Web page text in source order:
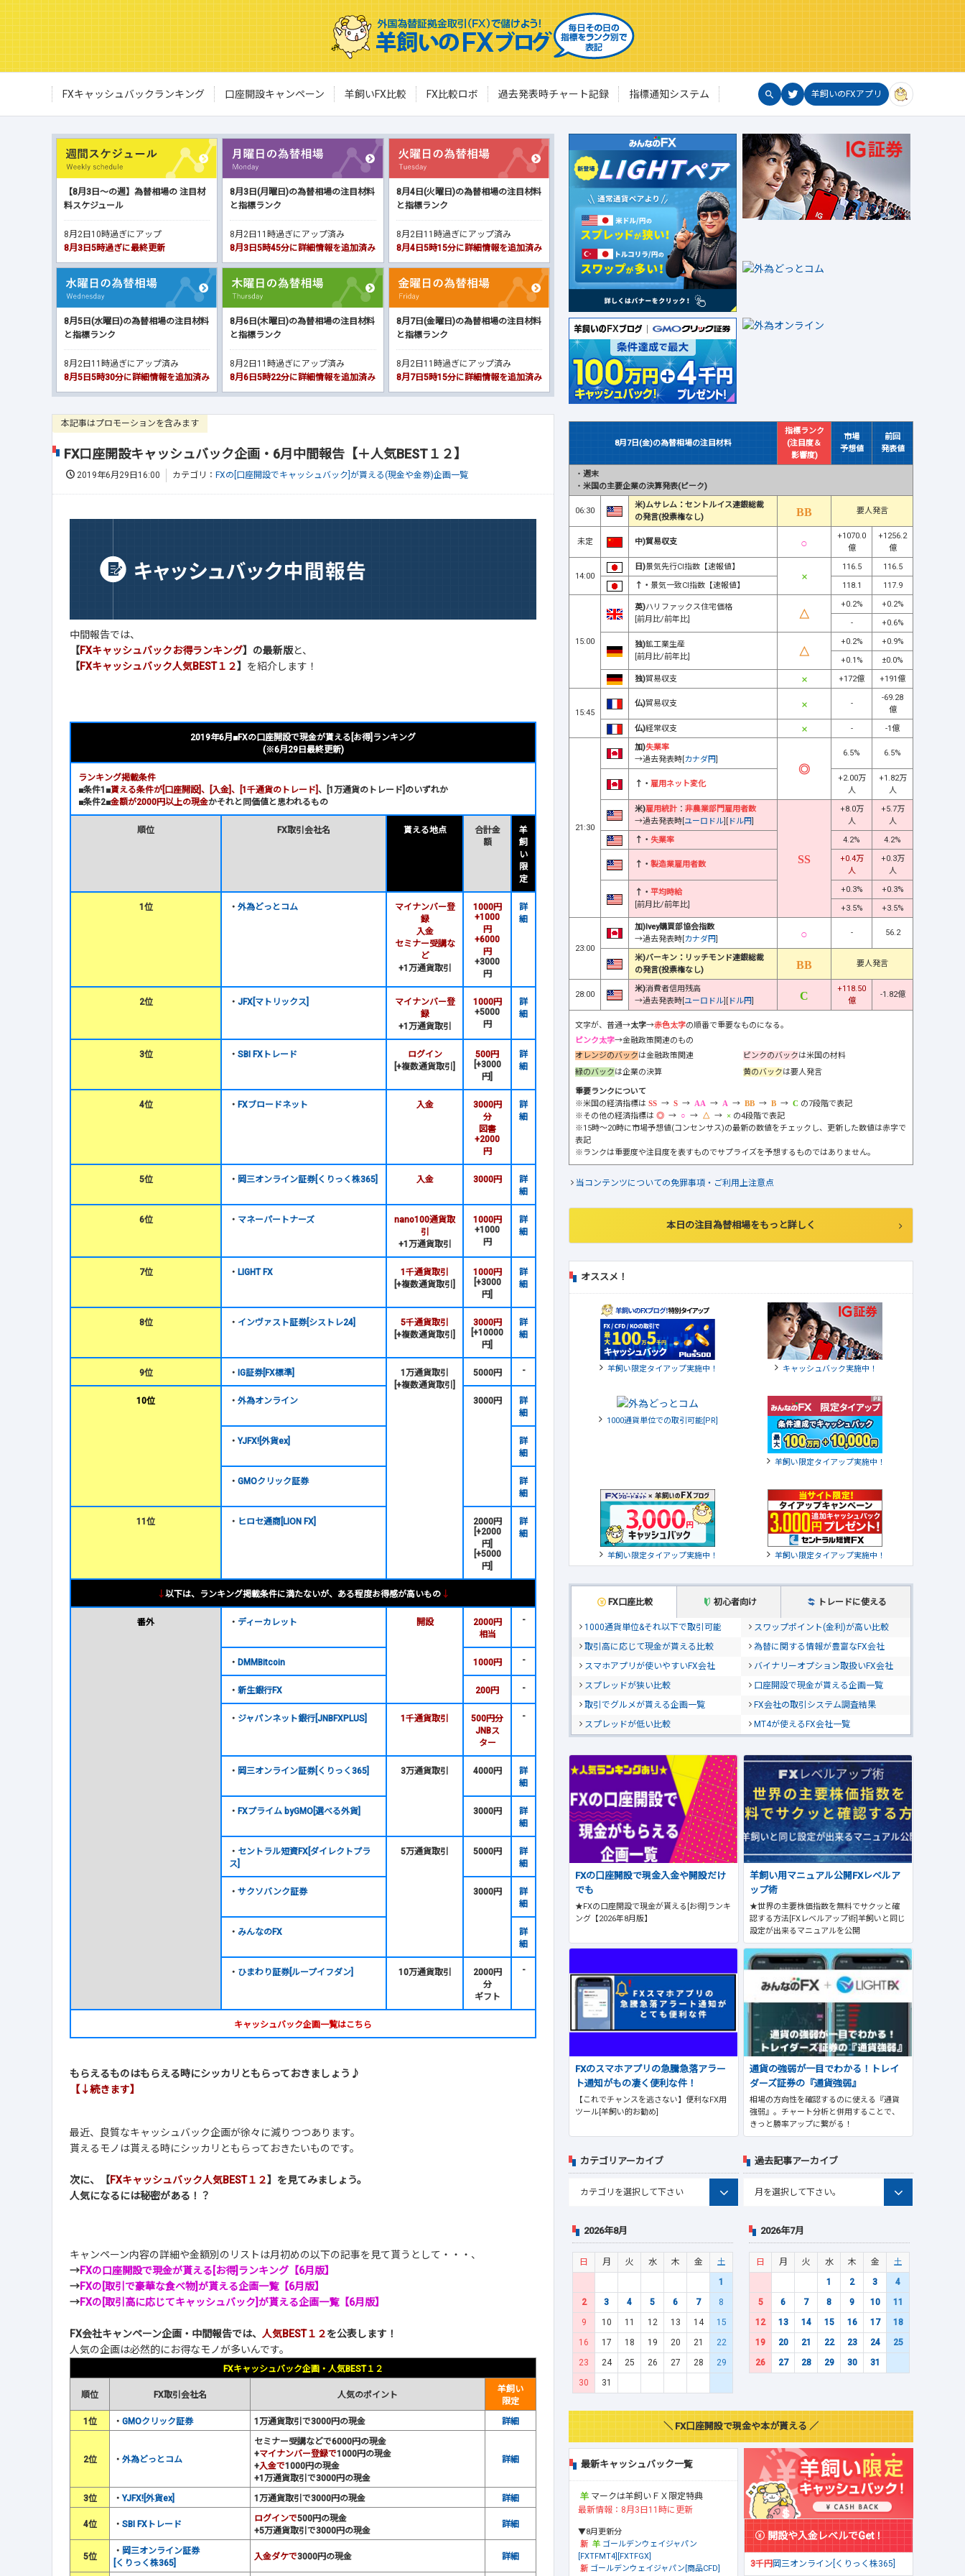
FXキャッシュバックランキング 口座開設キャンペーン 羊飼いFX比較 FX比較ロボ 過去発表時チャート記録 指標通知システム 羊飼いのFXアプリ
【8月3日～の週】為替相場の 注目材
料スケジュール
8月2日10時過ぎにアップ
8月3日5時過ぎに最終更新
8月3日(月曜日)の為替相場の注目材料
と指標ランク
8月2日11時過ぎにアップ済み
8月3日5時45分に詳細情報を追加済み
8月4日(火曜日)の為替相場の注目材料
と指標ランク
8月2日11時過ぎにアップ済み
8月4日5時15分に詳細情報を追加済み
8月5日(水曜日)の為替相場の注目材料
と指標ランク
8月2日11時過ぎにアップ済み
8月5日5時30分に詳細情報を追加済み
8月6日(木曜日)の為替相場の注目材料
と指標ランク
8月2日11時過ぎにアップ済み
8月6日5時22分に詳細情報を追加済み
8月7日(金曜日)の為替相場の注目材料
と指標ランク
8月2日11時過ぎにアップ済み
8月7日5時15分に詳細情報を追加済み
本記事はプロモーションを含みます
FX口座開設キャッシュバック企画・6月中間報告【＋人気BEST１２】
2019年6月29日16:00 カテゴリ： FXの[口座開設でキャッシュバック]が貰える(現金や金券)企画一覧
中間報告では、
【 FXキャッシュバックお得ランキング】の最新版と、
【 FXキャッシュバック人気BEST１２】 を紹介します！
2019年6月■FXの口座開設で現金が貰える[お得]ランキング
(※6月29日最終更新)
ランキング掲載条件
■条件1■貰える条件が[口座開設]、[入金]、[1千通貨のトレード] 、[1万通貨のトレード]のいずれか
■条件2■金額が2000円以上の現金かそれと同価値と思われるもの
順位 FX取引会社名 貰える地点
合計金
額
羊
飼
い
限
定
1位 ・ 外為どっとコム
マイナンバー登
録
入金
セミナー受講な
ど
+1万通貨取引
1000円
+1000
円
+6000
円
+3000
円
詳
細
2位 ・ JFX[マトリックス]
マイナンバー登
録
+1万通貨取引
1000円
+5000
円
詳
細
3位 ・ SBI FXトレード
ログイン
[+複数通貨取引]
500円
[+3000
円]
詳
細
4位 ・ FXブロードネット 入金
3000円
分
図書
+2000
円
詳
細
5位 ・ 岡三オンライン証券[くりっく株365] 入金 3000円
詳
細
6位 ・ マネーパートナーズ
nano100通貨取
引
+1万通貨取引
1000円
+1000
円
詳
細
7位 ・ LIGHT FX
1千通貨取引
[+複数通貨取引]
1000円
[+3000
円]
詳
細
8位 ・ インヴァスト証券[シストレ24]
5千通貨取引
[+複数通貨取引]
3000円
[+10000
円]
詳
細
9位 ・ IG証券[FX標準]
1万通貨取引
[+複数通貨取引]
5000円 -
10位 ・ 外為オンライン 3000円
詳
細
・ YJFX![外貨ex]
詳
細
・ GMOクリック証券
詳
細
11位 ・ ヒロセ通商[LION FX]
2000円
[+2000
円]
[+5000
円]
詳
細
↓以下は、ランキング掲載条件に満たないが、ある程度お得感が高いもの ↓
番外 ・ ディーカレット 開設
2000円
相当
-
・ DMMBitcoin 1000円 -
・ 新生銀行FX 200円 -
・ ジャパンネット銀行[JNBFXPLUS] 1千通貨取引
500円分
JNBス
ター
-
・ 岡三オンライン証券[くりっく365] 3万通貨取引 4000円
詳
細
・ FXプライム byGMO[選べる外貨] 3000円
詳
細
・ セントラル短資FX[ダイレクトプラ
ス]
5万通貨取引 5000円
詳
細
・ サクソバンク証券 3000円
詳
細
・ みんなのFX
詳
細
・ ひまわり証券[ループイフダン] 10万通貨取引
2000円
分
ギフト
-
キャッシュバック企画一覧はこちら
もらえるものはもらえる時にシッカリともらっておきましょう♪
【↓続きます】
最近、良質なキャッシュバック企画が徐々に減りつつあります。
貰えるモノは貰える時にシッカリともらっておきたいものです。
次に、【 FXキャッシュバック人気BEST１２】を見てみましょう。
人気になるには秘密がある！？
キャンペーン内容の詳細や金額別のリストは月初めの以下の記事を見て貰うとして・・・、
→FXの口座開設で現金が貰える[お得]ランキング【6月版】
→FXの[取引で豪華な食べ物]が貰える企画一覧【6月版】
→FXの[取引高に応じてキャッシュバック]が貰える企画一覧【6月版】
FX会社キャンペーン企画・中間報告では、 人気BEST１２を公表します！
人気の企画は必然的にお得なモノが多いんです。
FXキャッシュバック企画・人気BEST１２
順位 FX取引会社名 人気のポイント
羊飼い
限定
1位
・ GMOクリック証券 1万通貨取引で3000円の現金 詳細
2位 ・ 外為どっとコム
セミナー受講などで6000円の現金
+マイナンバー登録で1000円の現金
+入金で1000円の現金
+1万通貨取引で3000円の現金
詳細
3位 ・ YJFX![外貨ex] 1万通貨取引で3000円の現金 詳細
4位 ・ SBI FXトレード
ログインで500円の現金
+5万通貨取引で3000円の現金
詳細
5位
・ 岡三オンライン証券
[くりっく株365]
入金ダケで3000円の現金 詳細
8月7日(金)の為替相場の注目材料
指標ランク
(注目度＆
影響度)
市場
予想値
前回
発表値
・ 週末
・ 米国の主要企業の決算発表(ピーク)
06:30
米)ムサレム：セントルイス連銀総裁
の発言(投票権なし)
要人発言
未定 中)貿易収支
+1070.0
億
+1256.2
億
14:00
日)景気先行CI指数【速報値】 116.5
116.5
↑・ 景気一致CI指数【速報値】 118.1 117.9
15:00
英)ハリファックス住宅価格
[前月比/前年比]
+0.2%
+0.2%
-
+0.6%
独)鉱工業生産
[前月比/前年比]
+0.2%
+0.9%
+0.1%
±0.0%
独)貿易収支 +172億 +191億
15:45
仏)貿易収支 -
-69.28
億
仏)経常収支 - -1億
21:30
加)失業率
→過去発表時[カナダ円]
6.5% 6.5%
↑・ 雇用ネット変化
+2.00万
人
+1.82万
人
米)雇用統計 ： 非農業部門雇用者数
→過去発表時[ユーロドル][ ドル円]
+8.0万
人
+5.7万
人
↑・ 失業率 4.2% 4.2%
↑・ 製造業雇用者数
+0.4万
人
+0.3万
人
↑・ 平均時給
[前月比/前年比]
+0.3%
+0.3%
+3.5%
+3.5%
23:00
加)Ivey購買部協会指数
→過去発表時[カナダ円]
- 56.2
米)バーキン：リッチモンド連銀総裁
の発言(投票権なし)
要人発言
28:00
米)消費者信用残高
→過去発表時[ユーロドル][ ドル円]
+118.50
億
-1.82億
文字が、普通→太字→赤色太字の順番で重要なものになる。
ピンク太字→金融政策関連のもの
オレンジのバックは金融政策関連 ピンクのバックは米国の材料
緑のバックは企業の決算 黄のバックは要人発言
重要ランクについて
※米国の経済指標は
→ → → → → →
の7段階で表記
※その他の経済指標は
→ → →
の4段階で表記
※15時～20時に市場予想値(コンセンサス)の最新の数値をチェックし、更新した数値は赤字で
表記
※ランクは重要度や注目度を表すものでサプライズを予想するものではありません。
当コンテンツについての免罪事項・ご利用上注意点
本日の注目為替相場をもっと詳しく
オススメ！
羊飼い限定タイアップ実施中！ キャッシュバック実施中！
1000通貨単位での取引可能[PR]
羊飼い限定タイアップ実施中！
羊飼い限定タイアップ実施中！ 羊飼い限定タイアップ実施中！
FX口座比較 初心者向け トレードに使える
1000通貨単位&それ以下で取引可能
スワップポイント(金利)が高い比較
取引高に応じて現金が貰える比較
為替に関する情報が豊富なFX会社
スマホアプリが使いやすいFX会社
バイナリーオプション取扱いFX会社
スプレッドが狭い比較
口座開設で現金が貰える企画一覧
取引でグルメが貰える企画一覧
FX会社の取引システム調査結果
スプレッドが低い比較
MT4が使えるFX会社一覧
FXの口座開設で現金入金や開設だけ
でも
★FXの口座開設で現金が貰える[お得]ランキ
ング【2026年8月版】
羊飼い用マニュアル公開FXレベルア
ップ術
★世界の主要株価指数を無料でサクッと確
認する方法[FXレベルアップ術]羊飼いと同じ
設定が出来るマニュアルを公開
FXのスマホアプリの急騰急落アラー
ト通知がもの凄く便利な件！
【これでチャンスを逃さない】便利なFX用
ツール[羊飼い的お勧め]
通貨の強弱が一目でわかる！トレイ
ダーズ証券の『通貨強弱』
相場の方向性を確認するのに使える『通貨
強弱』。チャート分析と併用することで、
きっと勝率アップに繋がる！
カテゴリアーカイブ 過去記事アーカイブ
2026年8月
日 月 火 水 木 金
土
1
2
3 4 5 6 7
8
9
10 11 12 13 14
15
16
17 18 19 20 21
22
23
24 25 26 27 28
29
30
31
2026年7月
日 月 火 水 木 金
土
1
2 3
4
5
6 7 8 9 10
11
12
13 14 15 16 17
18
19
20 21 22 23 24
25
26
27 28 29 30 31
＼ FX口座開設で現金や本が貰える ／
最新キャッシュバック一覧
マークは羊飼いＦＸ限定特典
最新情報：8月3日11時に更新
▼8月更新分
ゴールデンウェイジャパン
[FXTFMT4][FXTFGX]
ゴールデンウェイジャパン[商品CFD]
開設や入金レベルでGet！
3千円岡三オンライン[くりっく株365]